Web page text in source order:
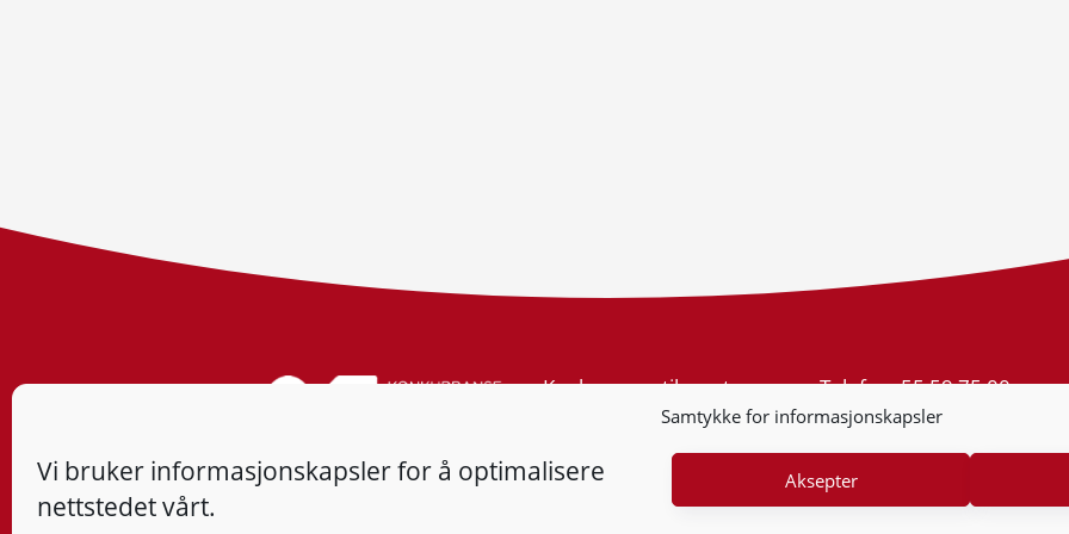
Samtykke for informasjonskapsler
Vi bruker informasjonskapsler for å optimalisere
nettstedet vårt.
Aksepter
Konkurransetilsynet
Postboks 439 Sentrum
Org.nr: 974 761 246
Telefon:55 59 75 00
E-post:post@kt.no
Nyhetsvarsel >>